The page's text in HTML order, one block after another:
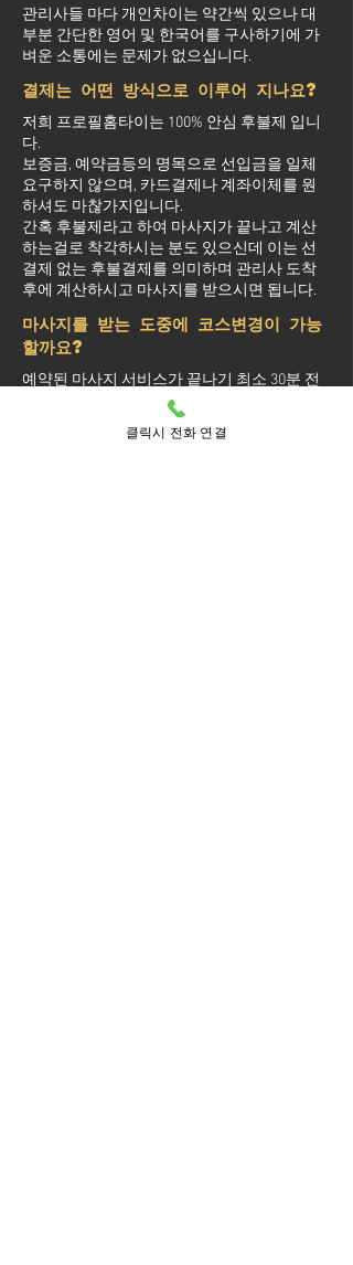
관리사들 마다 개인차이는 약간씩 있으나 대
부분 간단한 영어 및 한국어를 구사하기에 가
벼운 소통에는 문제가 없으십니다.
결제는 어떤 방식으로 이루어 지나요?
저희 프로필홈타이는 100% 안심 후불제 입니
다.
보증금, 예약금등의 명목으로 선입금을 일체
요구하지 않으며, 카드결제나 계좌이체를 원
하셔도 마찮가지입니다.
간혹 후불제라고 하여 마사지가 끝나고 계산
하는걸로 착각하시는 분도 있으신데 이는 선
결제 없는 후불결제를 의미하며 관리사 도착
후에 계산하시고 마사지를 받으시면 됩니다.
마사지를 받는 도중에 코스변경이 가능
할까요?
예약된 마사지 서비스가 끝나기 최소 30분 전
에는 연락 부탁드립니다.
실장님께 연락을 주셔야 예약 상황에 따라 시
간 추가나 코스 변경이 가능합니다.
클릭시 전화 연결